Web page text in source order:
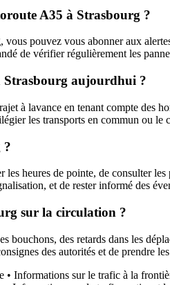
A35 à Strasbourg ?
pouvez vous abonner aux
de vérifier régulièrement les
Strasbourg aujourdhui ?
à lavance en tenant compte des
les transports en commun ou
?
heures de pointe, de consulter
et de rester informé des
sur la circulation ?
des retards dans les
des autorités et de prendre
• Informations sur le trafic à la